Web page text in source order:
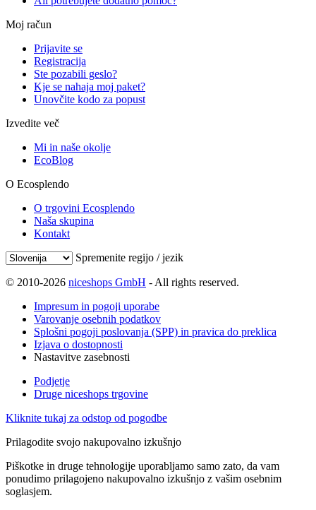
Moj račun
Prijavite se
Registracija
Ste pozabili geslo?
Kje se nahaja moj paket?
Unovčite kodo za popust
Izvedite več
Mi in naše okolje
EcoBlog
O Ecosplendo
O trgovini Ecosplendo
Naša skupina
Kontakt
Spremenite regijo / jezik
© 2010-2026 niceshops GmbH - All rights reserved.
Impresum in pogoji uporabe
Varovanje osebnih podatkov
Splošni pogoji poslovanja (SPP) in pravica do preklica
Izjava o dostopnosti
Nastavitve zasebnosti
Podjetje
Druge niceshops trgovine
Kliknite tukaj za odstop od pogodbe
Prilagodite svojo nakupovalno izkušnjo
Piškotke in druge tehnologije uporabljamo samo zato, da vam
ponudimo prilagojeno nakupovalno izkušnjo z vašim osebnim
soglasjem.